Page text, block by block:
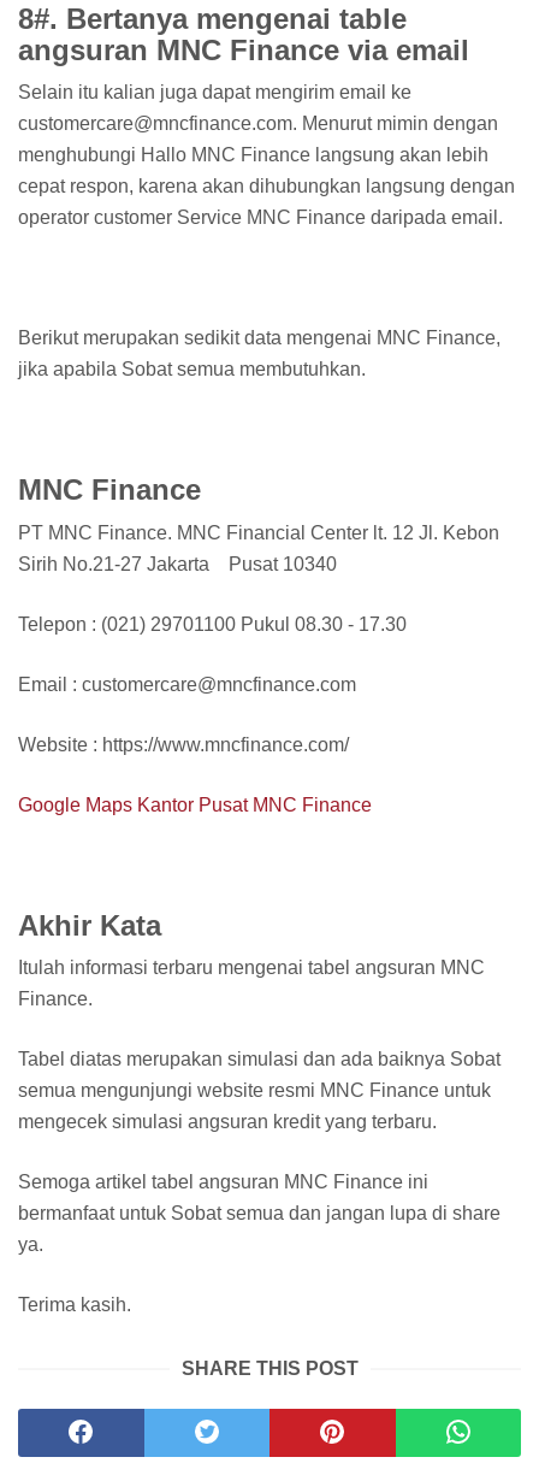
8#. Bertanya mengenai table
angsuran MNC Finance via email
Selain itu kalian juga dapat mengirim email ke
customercare@mncfinance.com. Menurut mimin dengan
menghubungi Hallo MNC Finance langsung akan lebih
cepat respon, karena akan dihubungkan langsung dengan
operator customer Service MNC Finance daripada email.
Berikut merupakan sedikit data mengenai MNC Finance,
jika apabila Sobat semua membutuhkan.
MNC Finance
PT MNC Finance. MNC Financial Center lt. 12 Jl. Kebon
Sirih No.21-27 Jakarta Pusat 10340
Telepon : (021) 29701100 Pukul 08.30 - 17.30
Email : customercare@mncfinance.com
Website : https://www.mncfinance.com/
Google Maps Kantor Pusat MNC Finance
Akhir Kata
Itulah informasi terbaru mengenai tabel angsuran MNC
Finance.
Tabel diatas merupakan simulasi dan ada baiknya Sobat
semua mengunjungi website resmi MNC Finance untuk
mengecek simulasi angsuran kredit yang terbaru.
Semoga artikel tabel angsuran MNC Finance ini
bermanfaat untuk Sobat semua dan jangan lupa di share
ya.
Terima kasih.
SHARE THIS POST